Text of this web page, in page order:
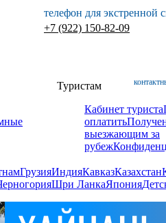
телефон для экстренной
+7 (922) 150-82-09
Туристам
Кабинет туриста
оплатить
выезжающим за
рубеж
ГрузияИндияКавказКазахстан
Шри ЛанкаЯпония